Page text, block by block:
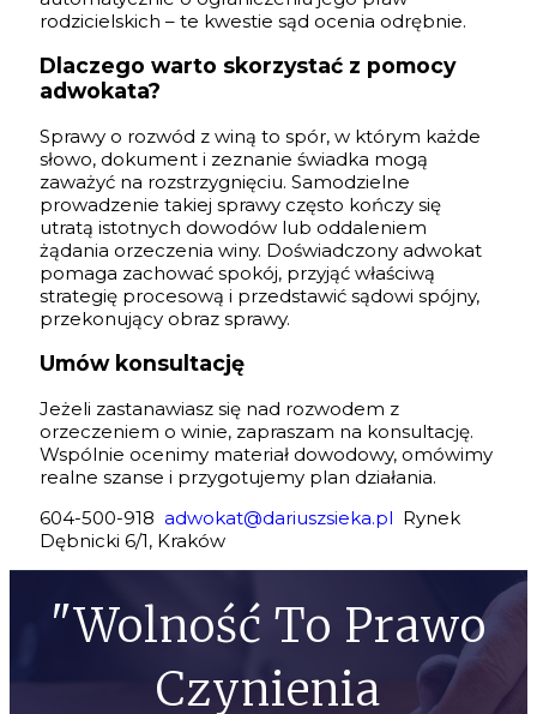
rodzicielskich – te kwestie sąd ocenia odrębnie.
Dlaczego warto skorzystać z pomocy
adwokata?
Sprawy o rozwód z winą to spór, w którym każde
słowo, dokument i zeznanie świadka mogą
zaważyć na rozstrzygnięciu. Samodzielne
prowadzenie takiej sprawy często kończy się
utratą istotnych dowodów lub oddaleniem
żądania orzeczenia winy. Doświadczony adwokat
pomaga zachować spokój, przyjąć właściwą
strategię procesową i przedstawić sądowi spójny,
przekonujący obraz sprawy.
Umów konsultację
Jeżeli zastanawiasz się nad rozwodem z
orzeczeniem o winie, zapraszam na konsultację.
Wspólnie ocenimy materiał dowodowy, omówimy
realne szanse i przygotujemy plan działania.
604-500-918 adwokat@dariuszsieka.pl Rynek
Dębnicki 6/1, Kraków
"Wolność To Prawo
Czynienia